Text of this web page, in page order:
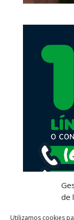
de
Utilizamos cookies